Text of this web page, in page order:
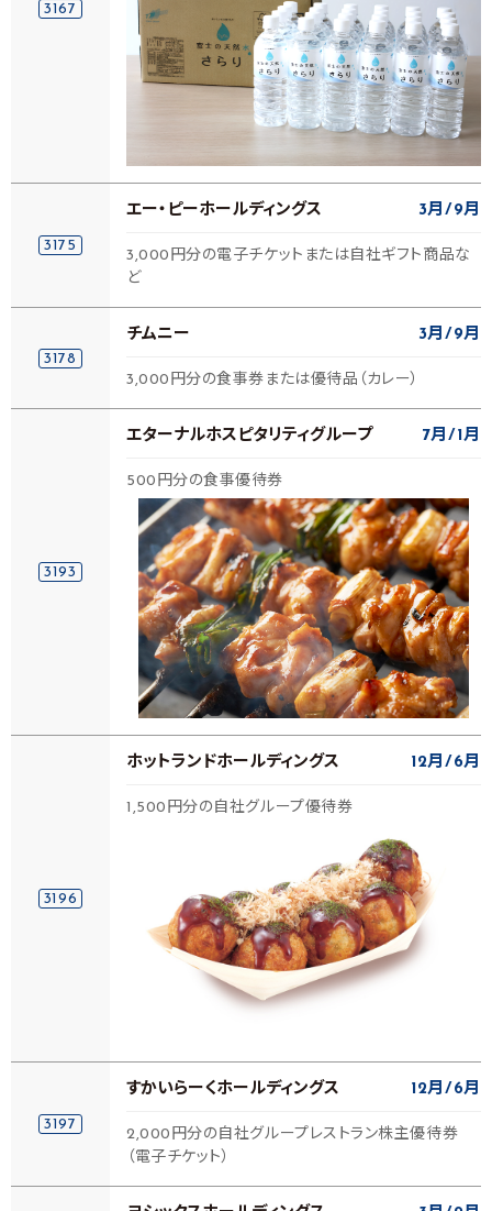
3167
3175
エー・ピーホールディングス 3月 9月
3,000円分の電子チケットまたは自社ギフト商品な
ど
3178
チムニー 3月 9月
3,000円分の食事券または優待品（カレー）
3193
エターナルホスピタリティグループ 7月 1月
500円分の食事優待券
3196
ホットランドホールディングス 12月 6月
1,500円分の自社グループ優待券
3197
すかいらーくホールディングス 12月 6月
2,000円分の自社グループレストラン株主優待券
（電子チケット）